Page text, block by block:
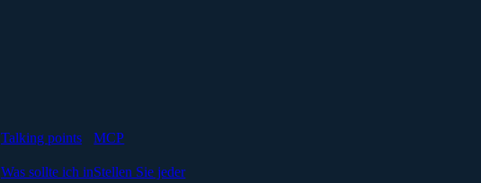
Talking points
Was sollte ich in
MCP
Stellen Sie jeder